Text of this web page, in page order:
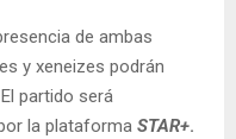
de ambas
y xeneizes podrán
partido será
la plataforma STAR+.